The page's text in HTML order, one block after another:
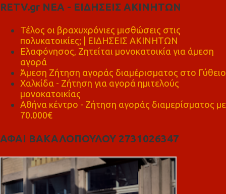
RETV.gr ΝΕΑ - ΕΙΔΗΣΕΙΣ ΑΚΙΝΗΤΩΝ
Τέλος οι βραχυχρόνιες μισθώσεις στις
πολυκατοικίες; | ΕΙΔΗΣΕΙΣ ΑΚΙΝΗΤΩΝ
Ελαφόνησος, Ζητείται μονοκατοικία για άμεση
αγορά
Άμεση Ζήτηση αγοράς διαμέρισματος στο Γύθειο
Χαλκίδα - Ζήτηση για αγορά ημιτελούς
μονοκατοικίας
Αθήνα κέντρο - Ζήτηση αγοράς διαμερίσματος με
70.000€
ΑΦΑΙ ΒΑΚΑΛΟΠΟΥΛΟΥ 2731026347